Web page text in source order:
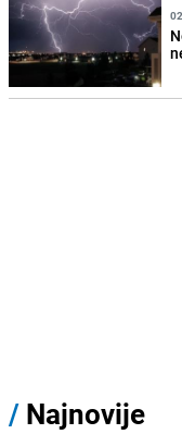
/ Najnovije